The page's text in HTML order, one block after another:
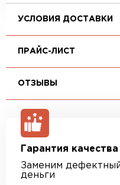
УСЛОВИЯ ДОСТАВКИ
ПРАЙС-ЛИСТ
ОТЗЫВЫ
Гарантия качества
Заменим
деньги